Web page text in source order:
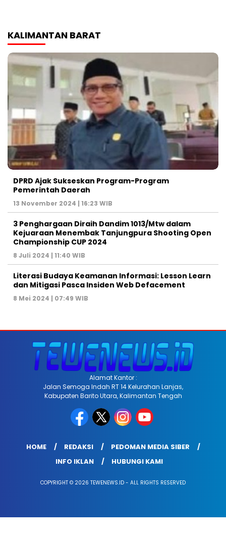
KALIMANTAN BARAT
DPRD Ajak Sukseskan Program-Program
Pemerintah Daerah
13 November 2024 | 16:23 WIB
3 Penghargaan Diraih Dandim 1013/Mtw dalam
Kejuaraan Menembak Tanjungpura Shooting Open
Championship CUP 2024
8 Juli 2024 | 11:40 WIB
Literasi Budaya Keamanan Informasi: Lesson Learn
dan Mitigasi Pasca Insiden Web Defacement
8 Mei 2024 | 07:49 WIB
Alamat Kantor :
Jalan Semoga Indah RT 14 Kelurahan Lanjas,
Kabupaten Barito Utara, Kalimantan Tengah
HOME REDAKSI
PEDOMAN MEDIA SIBER
INFO IKLAN
HUBUNGI KAMI
COPYRIGHT © 2026 TEWENEWS.ID - ALL RIGHTS RESERVED